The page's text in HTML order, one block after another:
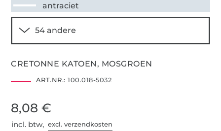
antraciet
CRETONNE KATOEN, MOSGROEN
ART.NR.: 100.018-5032
8,08 €
incl. btw,excl. verzendkosten